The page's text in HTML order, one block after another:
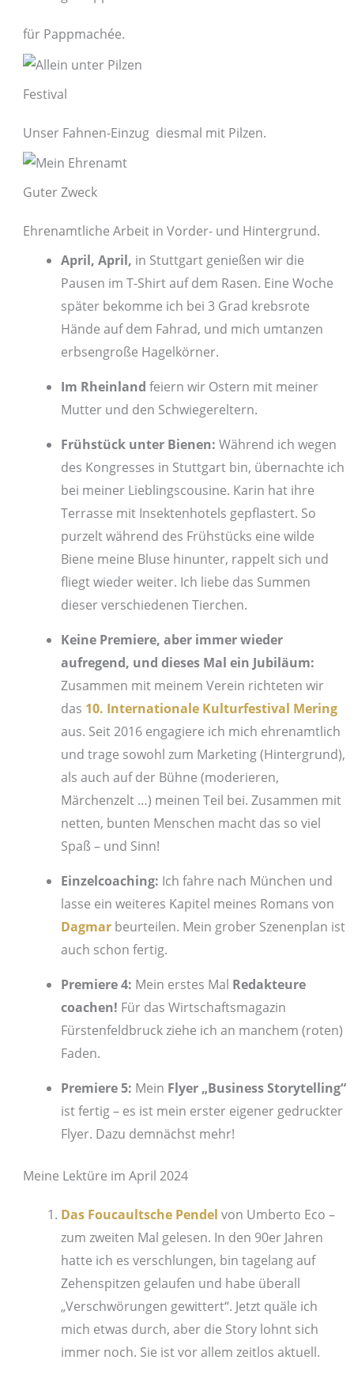
für Pappmachée.
Festival
Unser Fahnen-Einzug diesmal mit Pilzen.
Guter Zweck
Ehrenamtliche Arbeit in Vorder- und Hintergrund.
April, April, in Stuttgart genießen wir die
Pausen im T-Shirt auf dem Rasen. Eine Woche
später bekomme ich bei 3 Grad krebsrote
Hände auf dem Fahrad, und mich umtanzen
erbsengroße Hagelkörner.
Im Rheinland feiern wir Ostern mit meiner
Mutter und den Schwiegereltern.
Frühstück unter Bienen: Während ich wegen
des Kongresses in Stuttgart bin, übernachte ich
bei meiner Lieblingscousine. Karin hat ihre
Terrasse mit Insektenhotels gepflastert. So
purzelt während des Frühstücks eine wilde
Biene meine Bluse hinunter, rappelt sich und
fliegt wieder weiter. Ich liebe das Summen
dieser verschiedenen Tierchen.
Keine Premiere, aber immer wieder
aufregend, und dieses Mal ein Jubiläum:
Zusammen mit meinem Verein richteten wir
das 10. Internationale Kulturfestival Mering
aus. Seit 2016 engagiere ich mich ehrenamtlich
und trage sowohl zum Marketing (Hintergrund),
als auch auf der Bühne (moderieren,
Märchenzelt …) meinen Teil bei. Zusammen mit
netten, bunten Menschen macht das so viel
Spaß – und Sinn!
Einzelcoaching: Ich fahre nach München und
lasse ein weiteres Kapitel meines Romans von
Dagmarbeurteilen. Mein grober Szenenplan ist
auch schon fertig.
Premiere 4: Mein erstes Mal Redakteure
coachen! Für das Wirtschaftsmagazin
Fürstenfeldbruck ziehe ich an manchem (roten)
Faden.
Premiere 5: Mein Flyer „Business Storytelling“
ist fertig – es ist mein erster eigener gedruckter
Flyer. Dazu demnächst mehr!
Meine Lektüre im April 2024
Das Foucaultsche Pendel von Umberto Eco –
zum zweiten Mal gelesen. In den 90er Jahren
hatte ich es verschlungen, bin tagelang auf
Zehenspitzen gelaufen und habe überall
„Verschwörungen gewittert“. Jetzt quäle ich
mich etwas durch, aber die Story lohnt sich
immer noch. Sie ist vor allem zeitlos aktuell.